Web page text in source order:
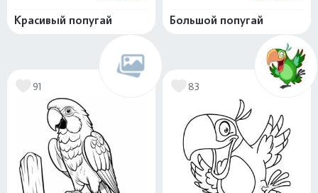
Красивый попугай Большой попугай
91 83